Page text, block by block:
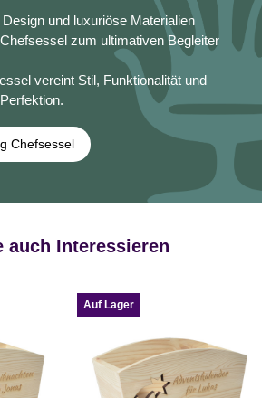
und luxuriöse Materialien
zum ultimativen Begleiter
vereint Stil, Funktionalität und
Chefsessel
auch Interessieren
Auf Lager